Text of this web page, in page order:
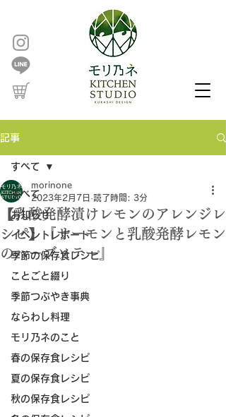
記事
すべて
お知らせ
イベントレポート
季節の保存食レシピ
ことごと綴り
季節つぶやき事典
ならわし料理
モリ乃ネのこと
春の保存食レシピ
夏の保存食レシピ
秋の保存食レシピ
すべて
【乳酸発酵漬けレモンのアレンジレ
シピ】『サーモンと乳酸発酵レモン
のハーブソテー』
morinone
2023年2月7日 読了時間: 3分